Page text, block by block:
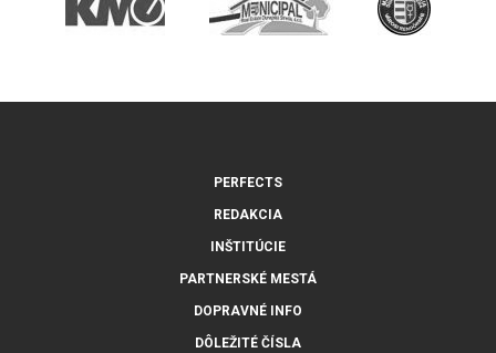
PERFECTS
REDAKCIA
INŠTITÚCIE
PARTNERSKÉ MESTÁ
DOPRAVNÉ INFO
DÔLEŽITÉ ČÍSLA